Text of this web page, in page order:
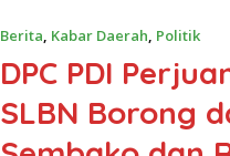
Berita, Kabar Daerah, Politik
DPC PDI
SLBN Borong